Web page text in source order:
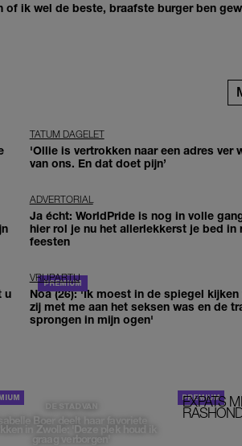
of ik wel de beste, braafste burger ben
TATUM DAGELET
'Ollie is vertrokken naar een adres ver
van ons. En dat doet pijn’
ADVERTORIAL
Ja écht: WorldPride is nog in volle
hier rol je nu het allerlekkerst je bed in
feesten
u
VRIJPARTIJ
Noa (26): 'Ik moest in de spiegel kijken
zij met me aan het seksen was en de
sprongen in mijn ogen'
DE STAD VAN
Isabelle Boer deelt haar favoriete
in Zwolle: 'Deze plek houd ik
graag verborgen'
EXPATS